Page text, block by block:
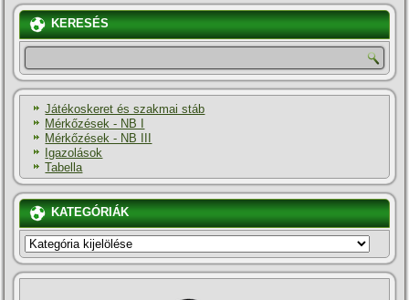
KERESÉS
Játékoskeret és szakmai stáb
Mérkőzések - NB I
Mérkőzések - NB III
Igazolások
Tabella
KATEGÓRIÁK
KATEGÓRIÁK